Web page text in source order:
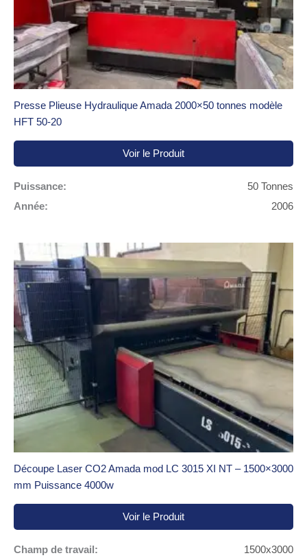
Presse Plieuse Hydraulique Amada 2000×50 tonnes modèle
HFT 50-20
Voir le Produit
Puissance:
50 Tonnes
Année:
2006
Découpe Laser CO2 Amada mod LC 3015 XI NT – 1500×3000
mm Puissance 4000w
Voir le Produit
Champ de travail:
1500x3000